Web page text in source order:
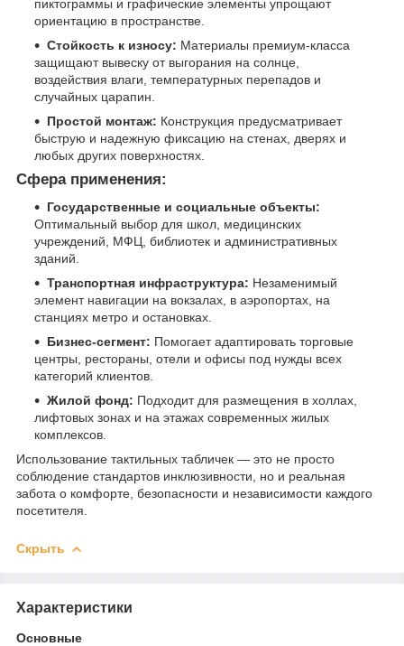
пиктограммы и графические элементы упрощают
ориентацию в пространстве.
Стойкость к износу: Материалы премиум-класса
защищают вывеску от выгорания на солнце,
воздействия влаги, температурных перепадов и
случайных царапин.
Простой монтаж: Конструкция предусматривает
быструю и надежную фиксацию на стенах, дверях и
любых других поверхностях.
Сфера применения:
Государственные и социальные объекты:
Оптимальный выбор для школ, медицинских
учреждений, МФЦ, библиотек и административных
зданий.
Транспортная инфраструктура: Незаменимый
элемент навигации на вокзалах, в аэропортах, на
станциях метро и остановках.
Бизнес-сегмент: Помогает адаптировать торговые
центры, рестораны, отели и офисы под нужды всех
категорий клиентов.
Жилой фонд: Подходит для размещения в холлах,
лифтовых зонах и на этажах современных жилых
комплексов.
Использование тактильных табличек — это не просто
соблюдение стандартов инклюзивности, но и реальная
забота о комфорте, безопасности и независимости каждого
посетителя.
Скрыть
Характеристики
Основные